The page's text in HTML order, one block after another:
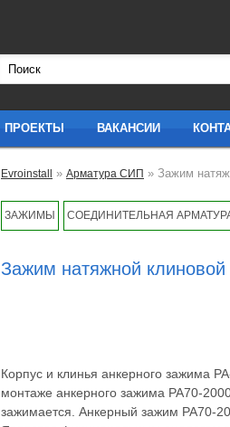
ПРОЕКТЫ ВАКАНСИИ
Evroinstall » Арматура СИП » Зажим
ЗАЖИМЫ СОЕДИНИТЕЛЬНАЯ
Зажим натяжной клиновой
Корпус и клинья анкерного зажима
монтаже анкерного зажима РА70-
зажимается. Анкерный зажим РА70-